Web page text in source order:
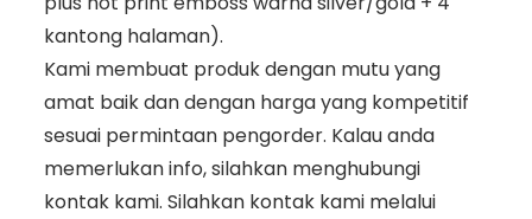
kantong halaman).
Kami membuat produk dengan mutu yang
amat baik dan dengan harga yang kompetitif
sesuai permintaan pengorder. Kalau anda
memerlukan info, silahkan menghubungi
kontak kami. Silahkan kontak kami melalui